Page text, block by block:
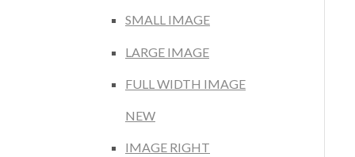
SMALL IMAGE
LARGE IMAGE
FULL WIDTH IMAGE
NEW
IMAGE RIGHT